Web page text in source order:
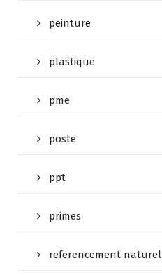
peinture
plastique
pme
poste
ppt
primes
referencement naturel